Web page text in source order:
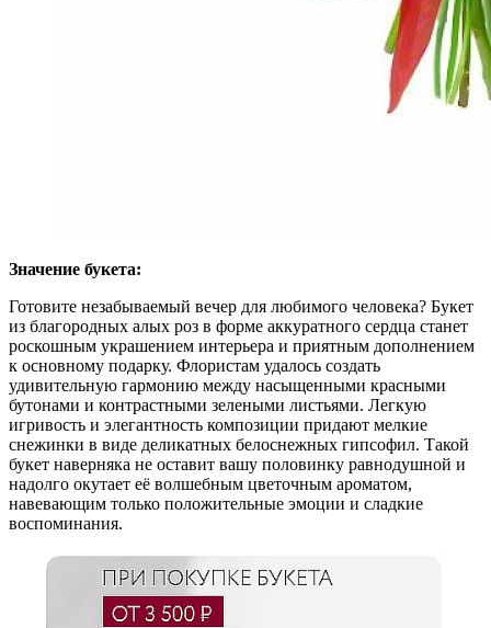
Значение букета:
Готовите незабываемый вечер для любимого человека? Букет
из благородных алых роз в форме аккуратного сердца станет
роскошным украшением интерьера и приятным дополнением
к основному подарку. Флористам удалось создать
удивительную гармонию между насыщенными красными
бутонами и контрастными зелеными листьями. Легкую
игривость и элегантность композиции придают мелкие
снежинки в виде деликатных белоснежных гипсофил. Такой
букет наверняка не оставит вашу половинку равнодушной и
надолго окутает её волшебным цветочным ароматом,
навевающим только положительные эмоции и сладкие
воспоминания.